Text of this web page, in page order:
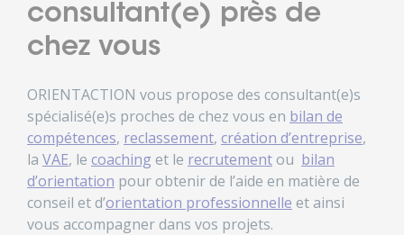
consultant(e) près de
chez vous
ORIENTACTION vous propose des consultant(e)s
spécialisé(e)s proches de chez vous en bilan de
compétences, reclassement, création d’entreprise,
la VAE, le coaching et le recrutementou bilan
d’orientation pour obtenir de l’aide en matière de
conseil et d’orientation professionnelle et ainsi
vous accompagner dans vos projets.